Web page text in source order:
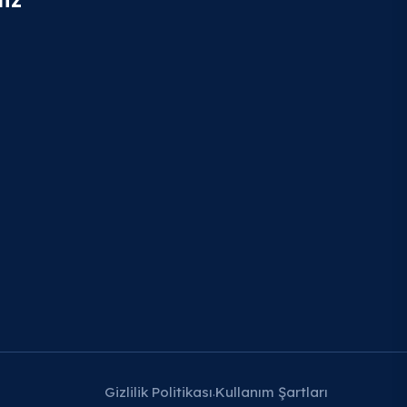
Gizlilik Politikası Kullanım Şartları